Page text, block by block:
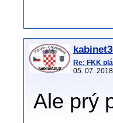
Re: FKK
05. 07.
Ale prý